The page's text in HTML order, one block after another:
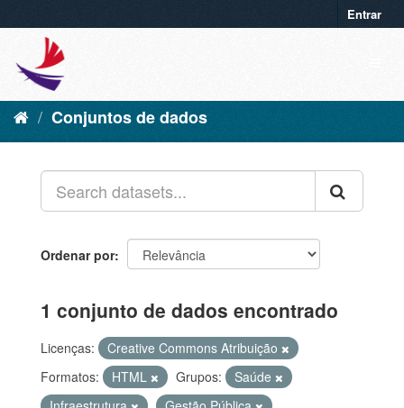
Entrar
Conjuntos de dados
Ordenar por
1 conjunto de dados encontrado
Licenças:
Creative Commons Atribuição
Formatos:
HTML Grupos:
Saúde